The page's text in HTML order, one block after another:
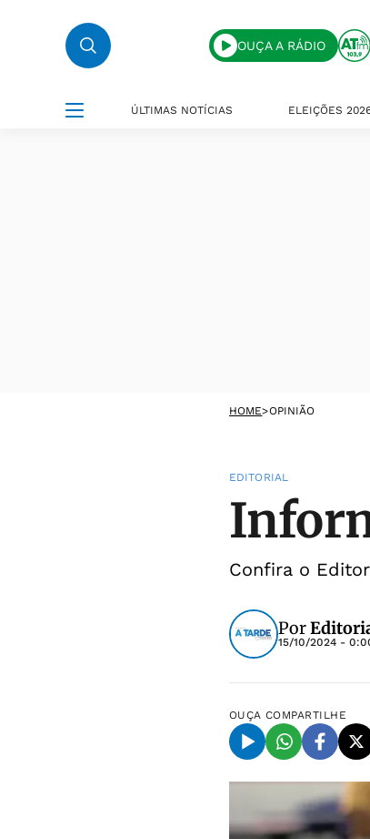
OUÇA A RÁDIO
ÚLTIMAS NOTÍCIAS ELEIÇÕES
HOME>OPINIÃO
EDITORIAL
Confira o
Por
15/10/2024 -
OUÇA COMPARTILHE